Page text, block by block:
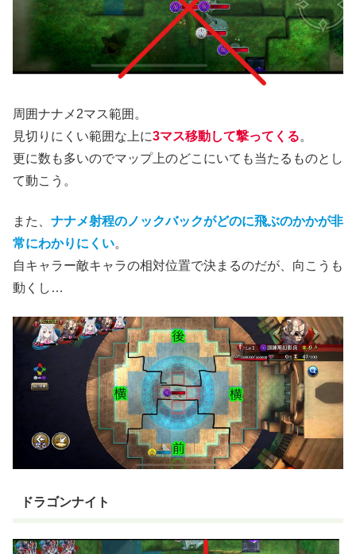
周囲ナナメ2マス範囲。
見切りにくい範囲な上に3マス移動して撃ってくる。
更に数も多いのでマップ上のどこにいても当たるものとし
て動こう。
また、 ナナメ射程のノックバックがどのに飛ぶのかかが非
常にわかりにくい。
自キャラー敵キャラの相対位置で決まるのだが、向こうも
動くし…
ドラゴンナイト